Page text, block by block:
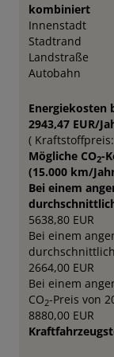
kombiniert
Innenstadt
Stadtrand
Landstraße
Autobahn
Energiekosten
2943,47 EUR/
(
Mögliche CO2-
(15.000 km/
Bei einem
5638,80 EUR
Bei einem
2664,00 EUR
Bei einem
CO2-Preis von
8880,00 EUR